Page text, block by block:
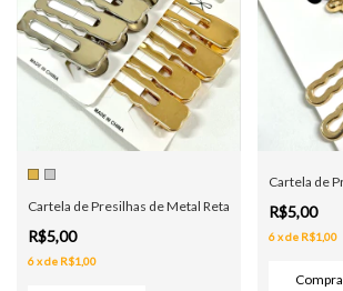
Cartela de Presilhas de Metal Retangular Ondas -
R$5,00
6xde R$1,00
Cartela de
R$5,00
6 xde R$1,00